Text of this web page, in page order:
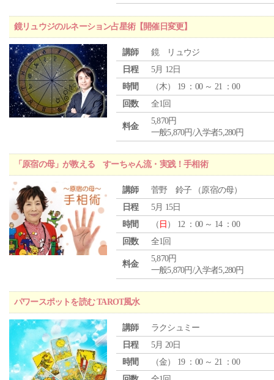
鏡リュウジのルネーション占星術【開催日変更】
講師
鏡 リュウジ
日程
5月 12日
時間
（木） 19 ：00 ～ 21 ：00
回数
全1回
料金
5,870円
一般5,870円/入学者5,280円
「原宿の母」が教える すーちゃん流・実践！手相術
講師
菅野 鈴子 （原宿の母）
日程
5月 15日
時間
（ 日 ） 12 ：00 ～ 14 ：00
回数
全1回
料金
5,870円
一般5,870円/入学者5,280円
パワースポットを読む TAROT風水
講師
ラクシュミー
日程
5月 20日
時間
（金） 19 ：00 ～ 21 ：00